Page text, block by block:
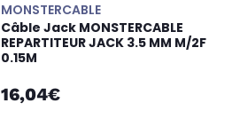
MONSTERCABLE
Câble Jack MONSTERCABLE
REPARTITEUR JACK 3.5 MM M/2F
0.15M
16,04€